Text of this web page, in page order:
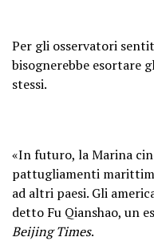
Per gli osservatori
bisognerebbe esortare
stessi.
«In futuro, la Marina
pattugliamenti
ad altri paesi. Gli
detto Fu Qianshao, un
Beijing Times.